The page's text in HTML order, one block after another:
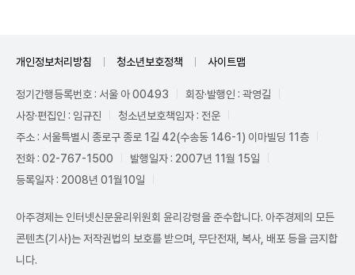
개인정보처리방침 청소년보호정책 사이트맵
정기간행등록번호 : 서울 아 00493
회장·발행인 : 곽영길
사장·편집인 : 임규진
청소년보호책임자 : 전운
주소 : 서울특별시 종로구 종로 1길 42(수송동 146-1) 이마빌딩 11층
전화 : 02-767-1500
발행일자 : 2007년 11월 15일
등록일자 : 2008년 01월10일
아주경제는 인터넷신문윤리위원회 윤리강령을 준수합니다. 아주경제의 모든
콘텐츠(기사)는 저작권법의 보호를 받으며, 무단전재, 복사, 배포 등을 금지합
니다.